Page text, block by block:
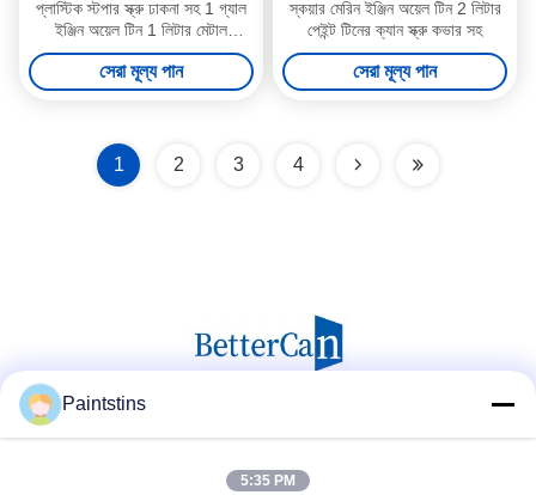
প্লাস্টিক স্টপার স্ক্রু ঢাকনা সহ 1 গ্যাল
ইঞ্জিন অয়েল টিন 1 লিটার মেটাল
প্যাকেজিং টিন
সেরা মূল্য পান
স্কয়ার মেরিন ইঞ্জিন অয়েল টিন 2 লিটার
পেইন্ট টিনের ক্যান স্ক্রু কভার সহ
সেরা মূল্য পান
1 2 3 4
Paintstins
5:35 PM